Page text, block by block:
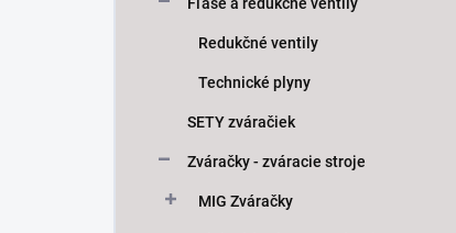
Redukčné ventily
Technické plyny
SETY zváračiek
Zváračky - zváracie stroje
MIG Zváračky